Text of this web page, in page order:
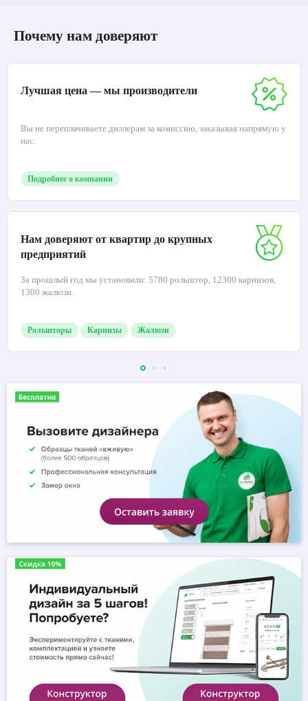
Почему нам доверяют
Лучшая цена — мы производители
Вы не переплачиваете диллерам за комиссию, заказывая напрямую у
нас.
Подробнее о компании
Нам доверяют от квартир до крупных
предприятий
За прошлый год мы установили: 5780 рольштор, 12300 карнизов,
1300 жалюзи.
Рольшторы Карнизы Жалюзи